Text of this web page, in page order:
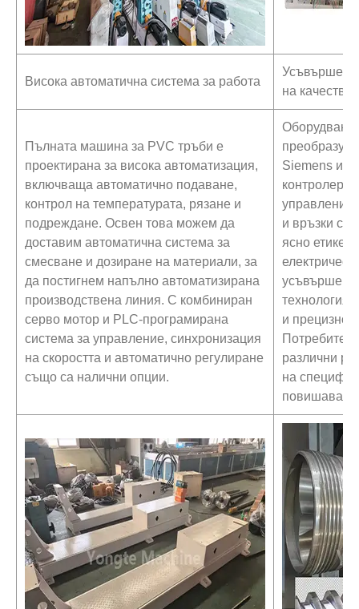
Висока автоматична система за работа
на
Пълната машина за PVC тръби е
проектирана за висока автоматизация,
включваща автоматично подаване,
контрол на температурата, рязане и
подреждане. Освен това можем да
доставим автоматична система за
смесване и дозиране на материали, за
да постигнем напълно автоматизирана
производствена линия. С комбиниран
серво мотор и PLC-програмирана
система за управление, синхронизация
на скоростта и автоматично регулиране
също са налични опции.
Оборудвани
Siemens
контролери
управление
и връзки са
ясно
и прецизно
различни
на
повишава